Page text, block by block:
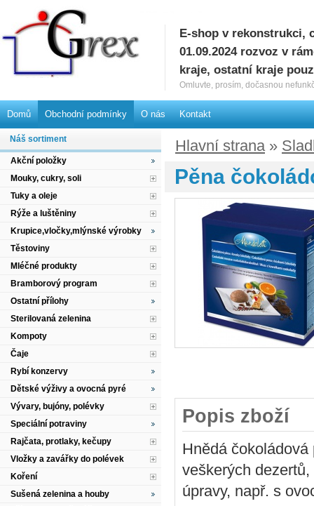
Hlavní strana»
Pěna
Popis zboží
Hnědá
veškerých
úpravy, např. s
Náš sortiment
Akční položky
Mouky, cukry, soli
Tuky a oleje
Rýže a luštěniny
Krupice,vločky,mlýnské výrobky
Těstoviny
Mléčné produkty
Bramborový program
Ostatní přílohy
Sterilovaná zelenina
Kompoty
Čaje
Rybí konzervy
Dětské výživy a ovocná pyré
Vývary, bujóny, polévky
Speciální potraviny
Rajčata, protlaky, kečupy
Vložky a zavářky do polévek
Koření
Sušená zelenina a houby
G
E-shop v rekonstrukci,
01.09.2024 rozvoz v
kraje, ostatní kraje
Omluvte, prosím, dočasnou
Domů Obchodní podmínky O nás Kontakt